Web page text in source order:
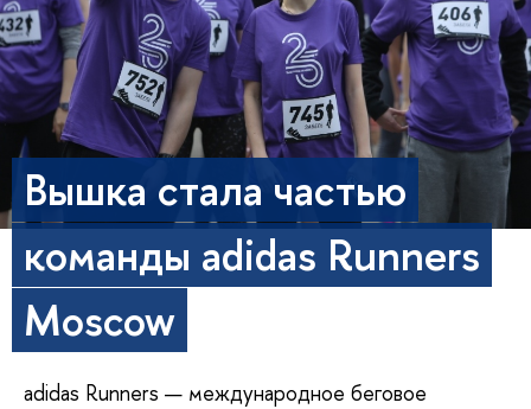
Вышка стала частью
команды adidas Runners
Moscow
adidas Runners — международное беговое